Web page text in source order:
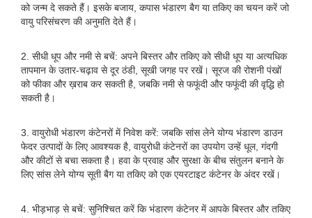
को जन्म दे सकते हैं। इसके बजाय, कपास भंडारण बैग या तकिए का चयन करें जो
वायु परिसंचरण की अनुमति देते हैं।
2. सीधी धूप और नमी से बचें: अपने बिस्तर और तकिए को सीधी धूप या अत्यधिक
तापमान के उतार-चढ़ाव से दूर ठंडी, सूखी जगह पर रखें। सूरज की रोशनी पंखों
को फीका और ख़राब कर सकती है, जबकि नमी से फफूंदी और फफूंदी की वृद्धि हो
सकती है।
3. वायुरोधी भंडारण कंटेनरों में निवेश करें: जबकि सांस लेने योग्य भंडारण डाउन
फेदर उत्पादों के लिए आवश्यक है, वायुरोधी कंटेनरों का उपयोग उन्हें धूल, गंदगी
और कीटों से बचा सकता है। हवा के प्रवाह और सुरक्षा के बीच संतुलन बनाने के
लिए सांस लेने योग्य सूती बैग या तकिए को एक एयरटाइट कंटेनर के अंदर रखें।
4. भीड़भाड़ से बचें: सुनिश्चित करें कि भंडारण कंटेनर में आपके बिस्तर और तकिए